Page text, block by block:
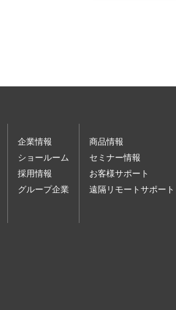
企業情報
ショールーム
採用情報
グループ企業
商品情報
セミナー情報
お客様サポート
遠隔リモートサポート